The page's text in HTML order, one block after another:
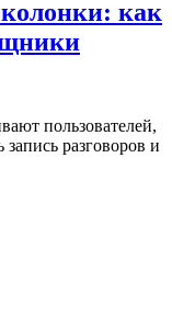
как
пользователей,
разговоров и